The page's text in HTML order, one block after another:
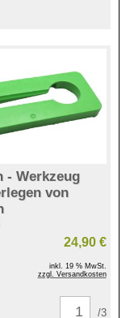
- Werkzeug
von
24,90 €
inkl. 19 % MwSt.
zzgl. Versandkosten
/3